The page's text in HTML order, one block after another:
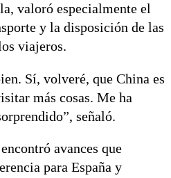
valoró especialmente el
y la disposición de las
viajeros.
Sí, volveré, que China es
más cosas. Me ha
señaló.
avances que
para España y